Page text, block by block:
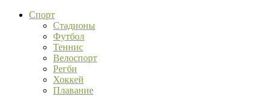
Спорт
Стадионы
Футбол
Теннис
Велоспорт
Регби
Хоккей
Плавание